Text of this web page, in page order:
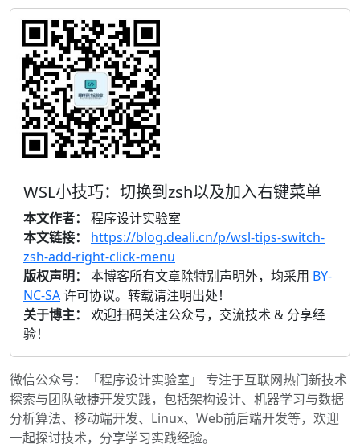
WSL小技巧：切换到zsh以及加入右键菜单
本文作者：
程序设计实验室
本文链接：
https://blog.deali.cn/p/wsl-tips-switch-
zsh-add-right-click-menu
版权声明：
本博客所有文章除特别声明外，均采用 BY-
NC-SA许可协议。转载请注明出处！
关于博主：
欢迎扫码关注公众号，交流技术 & 分享经
验！
微信公众号：「程序设计实验室」 专注于互联网热门新技术
探索与团队敏捷开发实践，包括架构设计、机器学习与数据
分析算法、移动端开发、Linux、Web前后端开发等，欢迎
一起探讨技术，分享学习实践经验。